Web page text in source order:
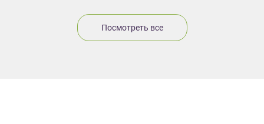
Посмотреть все